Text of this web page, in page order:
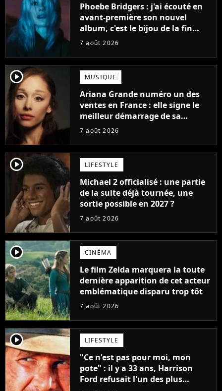
Phoebe Bridgers : j'ai écouté en
avant-première son nouvel
album, c'est le bijou de la fin
d'été
7 août 2026
player2 MUSIQUE
Ariana Grande numéro un des
ventes en France : elle signe le
meilleur démarrage de sa
carrière avec son album Petal
7 août 2026
player2 LIFESTYLE
Michael 2 officialisé : une partie
de la suite déjà tournée, une
sortie possible en 2027 ?
7 août 2026
player2 CINÉMA
Le film Zelda marquera la toute
dernière apparition de cet acteur
emblématique disparu trop tôt
7 août 2026
player2 LIFESTYLE
"Ce n'est pas pour moi, mon
pote" : il y a 33 ans, Harrison
Ford refusait l'un des plus